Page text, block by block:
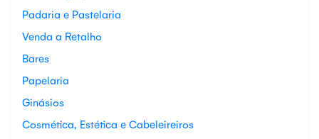
Padaria e Pastelaria
Venda a Retalho
Bares
Papelaria
Ginásios
Cosmética, Estética e Cabeleireiros